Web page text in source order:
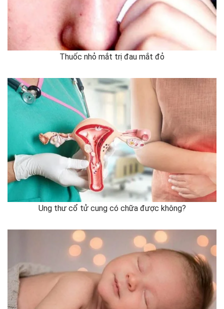
Thuốc nhỏ mắt trị đau mắt đỏ
Ung thư cổ tử cung có chữa được không?